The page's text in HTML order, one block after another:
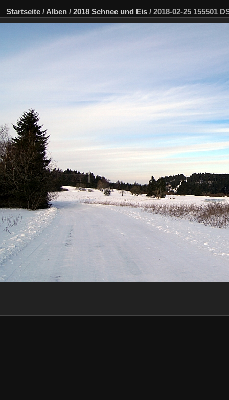
Startseite / Alben / 2018 Schnee und Eis / 2018-02-25 155501